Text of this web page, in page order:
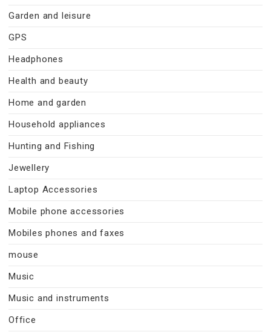
Garden and leisure
GPS
Headphones
Health and beauty
Home and garden
Household appliances
Hunting and Fishing
Jewellery
Laptop Accessories
Mobile phone accessories
Mobiles phones and faxes
mouse
Music
Music and instruments
Office